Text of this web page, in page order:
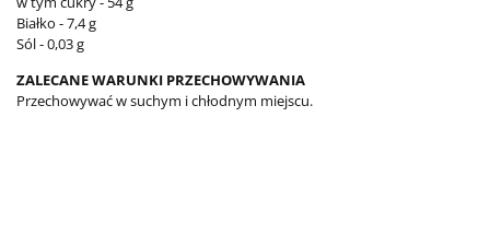
Białko - 7,4 g
Sól - 0,03 g
ZALECANE WARUNKI PRZECHOWYWANIA
Przechowywać w suchym i chłodnym miejscu.